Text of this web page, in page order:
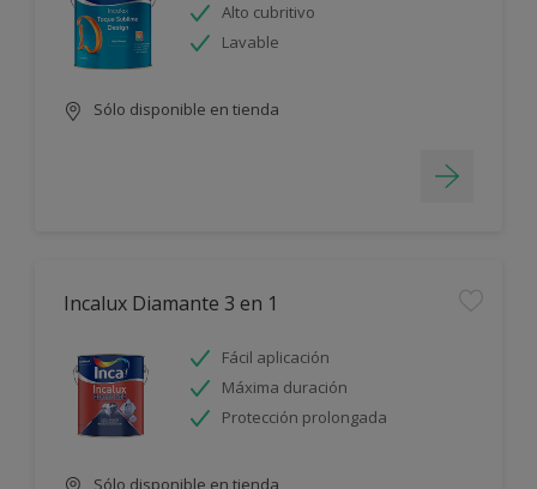
Alto cubritivo
Lavable
Sólo disponible en tienda
Incalux Diamante 3 en 1
Fácil aplicación
Máxima duración
Protección prolongada
Sólo disponible en tienda